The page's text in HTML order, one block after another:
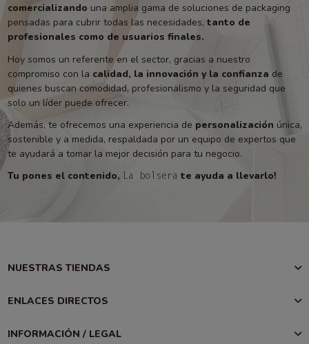
comercializando una amplia gama de soluciones de packaging
pensadas para cubrir todas las necesidades, tanto de
profesionales como de usuarios finales.
Hoy somos un referente en el sector, gracias a nuestro
compromiso con la calidad, la innovación y la confianza de
quienes buscan comodidad, profesionalismo y la seguridad que
solo un líder puede ofrecer.
Además, te ofrecemos una experiencia de personalización única,
sostenible y a medida, respaldada por un equipo de expertos que
te ayudará a tomar la mejor decisión para tu negocio.
Tu pones el contenido, La bolsera te ayuda a llevarlo!
NUESTRAS TIENDAS
ENLACES DIRECTOS
INFORMACIÓN / LEGAL